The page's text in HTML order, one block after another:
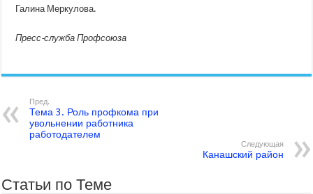
Галина Меркулова.
Пресс-служба Профсоюза
Пред.
Тема 3. Роль профкома при
увольнении работника
работодателем
Следующая
Канашский район
Статьи по Теме